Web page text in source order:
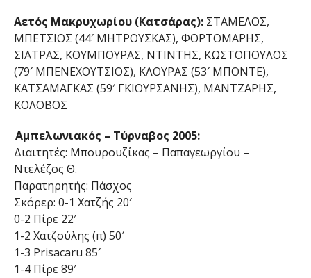
Αετός Μακρυχωρίου (Κατσάρας): ΣΤΑΜΕΛΟΣ,
ΜΠΕΤΣΙΟΣ (44′ ΜΗΤΡΟΥΣΚΑΣ), ΦΟΡΤΟΜΑΡΗΣ,
ΣΙΑΤΡΑΣ, ΚΟΥΜΠΟΥΡΑΣ, ΝΤΙΝΤΗΣ, ΚΩΣΤΟΠΟΥΛΟΣ
(79′ ΜΠΕΝΕΧΟΥΤΣΙΟΣ), ΚΛΟΥΡΑΣ (53′ ΜΠΟΝΤΕ),
ΚΑΤΣΑΜΑΓΚΑΣ (59′ ΓΚΙΟΥΡΣΑΝΗΣ), ΜΑΝΤΖΑΡΗΣ,
ΚΟΛΟΒΟΣ
Αμπελωνιακός – Τύρναβος 2005:
Διαιτητές: Μπουρουζίκας – Παπαγεωργίου –
Ντελέζος Θ.
Παρατηρητής: Πάσχος
Σκόρερ: 0-1 Χατζής 20′
0-2 Πίρε 22′
1-2 Χατζούλης (π) 50′
1-3 Prisacaru 85′
1-4 Πίρε 89′